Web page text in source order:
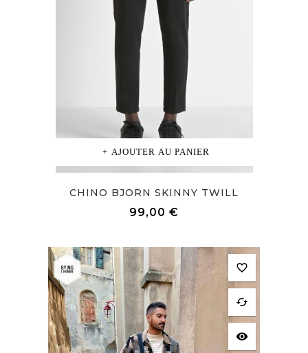
AJOUTER AU PANIER
CHINO BJORN SKINNY TWILL
99,00 €
favorite_border
cached
visibility